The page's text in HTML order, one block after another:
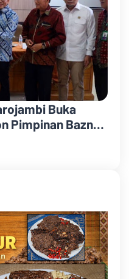
Buka
Pimpinan Baznas